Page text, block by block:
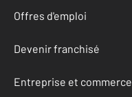
Offres d'emploi
Devenir franchisé
Entreprise et commerce